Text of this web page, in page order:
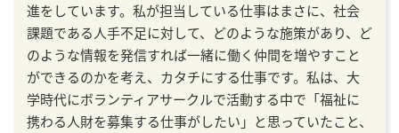
進をしています。私が担当している仕事はまさに、社会
課題である人手不足に対して、どのような施策があり、ど
のような情報を発信すれば一緒に働く仲間を増やすこと
ができるのかを考え、カタチにする仕事です。私は、大
学時代にボランティアサークルで活動する中で「福祉に
携わる人財を募集する仕事がしたい」と思っていたこと、